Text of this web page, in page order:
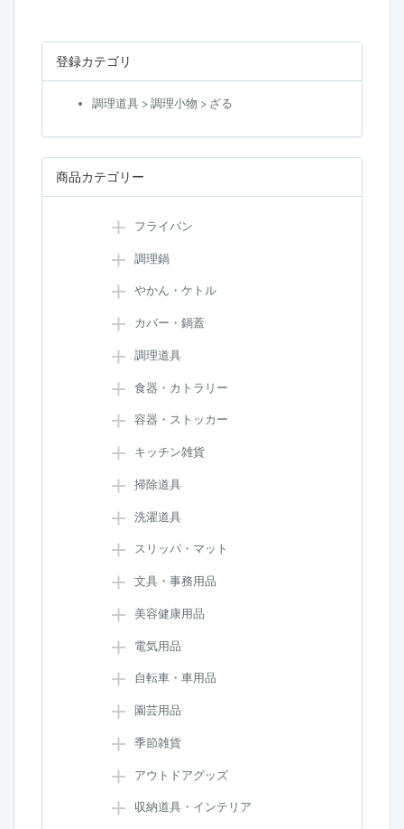
登録カテゴリ
調理道具 > 調理小物 > ざる
商品カテゴリー
フライパン
調理鍋
やかん・ケトル
カバー・鍋蓋
調理道具
食器・カトラリー
容器・ストッカー
キッチン雑貨
掃除道具
洗濯道具
スリッパ・マット
文具・事務用品
美容健康用品
電気用品
自転車・車用品
園芸用品
季節雑貨
アウトドアグッズ
収納道具・インテリア